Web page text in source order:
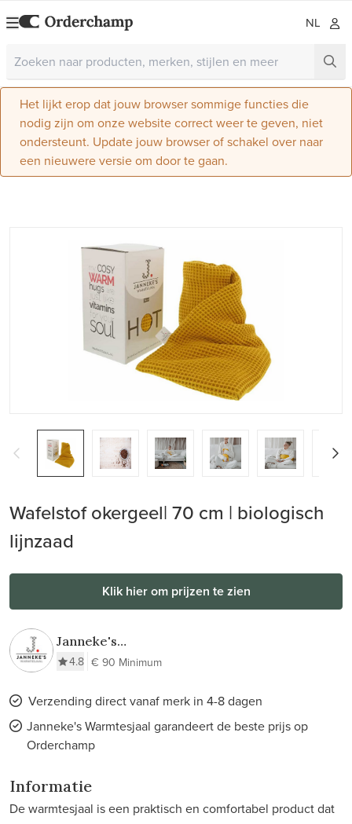
NL
Het lijkt erop dat jouw browser sommige functies die
nodig zijn om onze website correct weer te geven, niet
ondersteunt. Update jouw browser of schakel over naar
een nieuwere versie om door te gaan.
Wafelstof okergeel| 70 cm | biologisch
lijnzaad
Klik hier om prijzen te zien
Janneke's
Warmtesjaal
4.8 € 90 Minimum
Verzending direct vanaf merk in 4-8 dagen
Janneke's Warmtesjaal garandeert de beste prijs op
Orderchamp
Informatie
De warmtesjaal is een praktisch en comfortabel product dat